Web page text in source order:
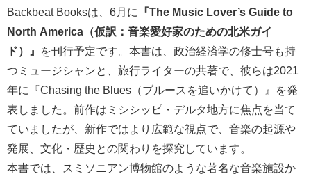
Backbeat Booksは、6月に
『The Music Lover’s Guide to
North America（仮訳：音楽愛好家のための北米ガイ
ド）』
を刊行予定です。本書は、政治経済学の修士号も持
つミュージシャンと、旅行ライターの共著で、彼らは2021
年に『Chasing the Blues（ブルースを追いかけて）』を発
表しました。前作はミシシッピ・デルタ地方に焦点を当て
ていましたが、新作ではより広範な視点で、音楽の起源や
発展、文化・歴史との関わりを探究しています。
本書では、スミソニアン博物館のような著名な音楽施設か